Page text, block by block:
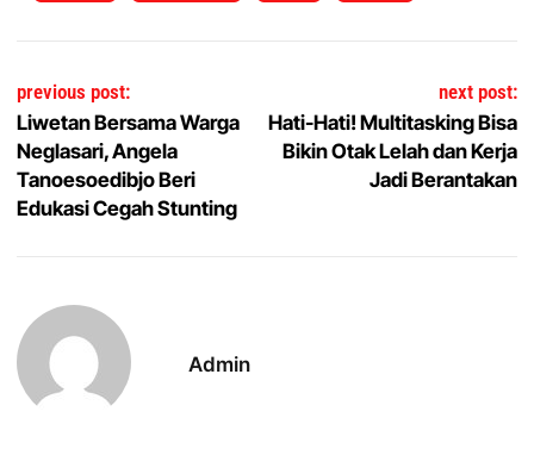
Navigasi pos
previous post:
Liwetan Bersama Warga
Neglasari, Angela
Tanoesoedibjo Beri
Edukasi Cegah Stunting
next post:
Hati-Hati! Multitasking Bisa
Bikin Otak Lelah dan Kerja
Jadi Berantakan
Admin